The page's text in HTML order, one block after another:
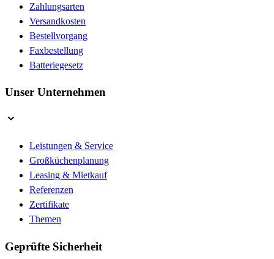
Zahlungsarten
Versandkosten
Bestellvorgang
Faxbestellung
Batteriegesetz
Unser Unternehmen
Leistungen & Service
Großküchenplanung
Leasing & Mietkauf
Referenzen
Zertifikate
Themen
Geprüfte Sicherheit